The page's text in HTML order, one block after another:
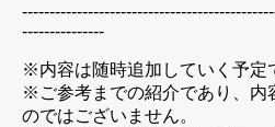
---------------
※内容は随時追加していく予定
※ご参考までの紹介であり、内
のではございません。